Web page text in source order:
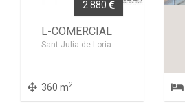
2 880
L-COMERCIAL
Sant Julia de Loria
360 m2